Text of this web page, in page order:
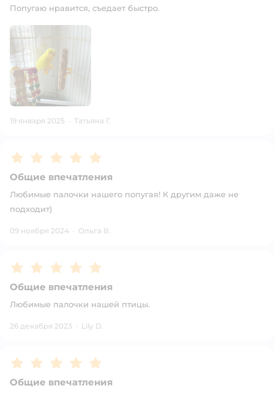
Попугаю нравится, съедает быстро.
19 января 2025 · Татьяна Г.
Рейтинг:5
Общие впечатления
Любимые палочки нашего попугая! К другим даже не
подходит)
09 ноября 2024 · Ольга В.
Рейтинг:5
Общие впечатления
Любимые палочки нашей птицы.
26 декабря 2023 · Lily D.
Рейтинг:5
Общие впечатления